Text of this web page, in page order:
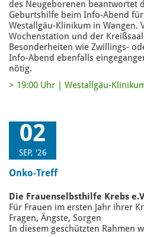
des Neugeborenen beantwortet
Geburtshilfe beim Info-Abend
Westallgäu-Klinikum in Wangen.
Wochenstation und der
Besonderheiten wie Zwillings-
Info-Abend ebenfalls
nötig.
19:00 Uhr | Westallgäu-
02
SEP, '26
Onko-Treff
Die Frauenselbsthilfe Krebs
Für Frauen im ersten Jahr ihrer
Fragen, Ängste, Sorgen
In diesem geschützten Rahmen